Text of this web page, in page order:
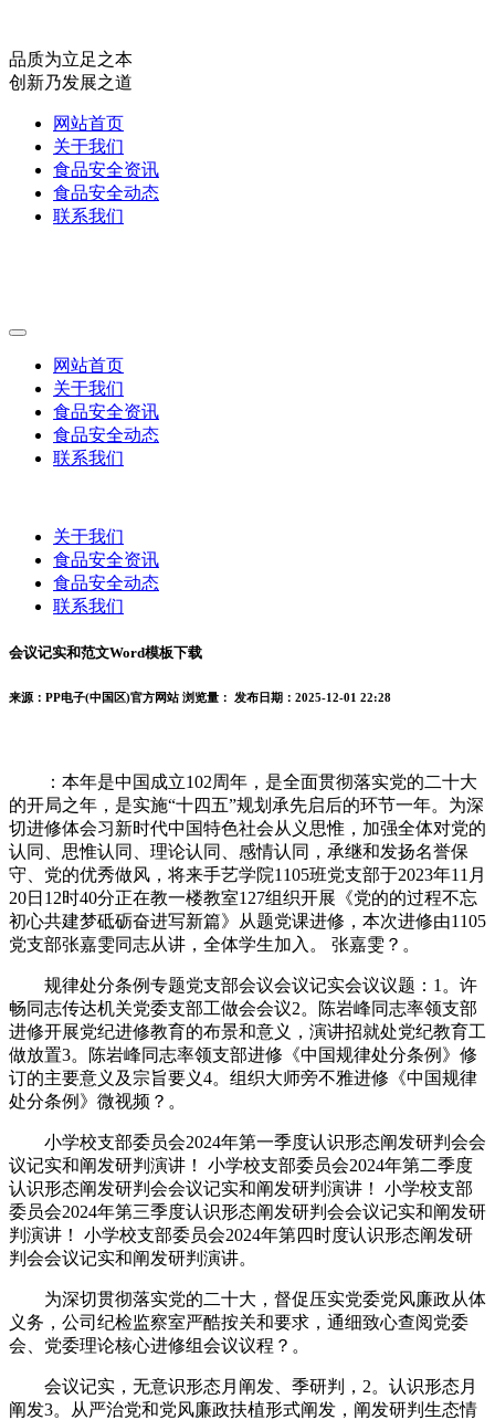
品质为立足之本
创新乃发展之道
网站首页
关于我们
食品安全资讯
食品安全动态
联系我们
网站首页
关于我们
食品安全资讯
食品安全动态
联系我们
关于我们
食品安全资讯
食品安全动态
联系我们
会议记实和范文Word模板下载
来源：PP电子(中国区)官方网站 浏览量： 发布日期：2025-12-01 22:28
：本年是中国成立102周年，是全面贯彻落实党的二十大
的开局之年，是实施“十四五”规划承先启后的环节一年。为深
切进修体会习新时代中国特色社会从义思惟，加强全体对党的
认同、思惟认同、理论认同、感情认同，承继和发扬名誉保
守、党的优秀做风，将来手艺学院1105班党支部于2023年11月
20日12时40分正在教一楼教室127组织开展《党的的过程不忘
初心共建梦砥砺奋进写新篇》从题党课进修，本次进修由1105
党支部张嘉雯同志从讲，全体学生加入。 张嘉雯？。
规律处分条例专题党支部会议会议记实会议议题：1。许
畅同志传达机关党委支部工做会会议2。陈岩峰同志率领支部
进修开展党纪进修教育的布景和意义，演讲招就处党纪教育工
做放置3。陈岩峰同志率领支部进修《中国规律处分条例》修
订的主要意义及宗旨要义4。组织大师旁不雅进修《中国规律
处分条例》微视频？。
小学校支部委员会2024年第一季度认识形态阐发研判会会
议记实和阐发研判演讲！ 小学校支部委员会2024年第二季度
认识形态阐发研判会会议记实和阐发研判演讲！ 小学校支部
委员会2024年第三季度认识形态阐发研判会会议记实和阐发研
判演讲！ 小学校支部委员会2024年第四时度认识形态阐发研
判会会议记实和阐发研判演讲。
为深切贯彻落实党的二十大，督促压实党委党风廉政从体
义务，公司纪检监察室严酷按关和要求，通细致心查阅党委
会、党委理论核心进修组会议议程？。
会议记实，无意识形态月阐发、季研判，2。认识形态月
阐发3。从严治党和党风廉政扶植形式阐发，阐发研判生态情